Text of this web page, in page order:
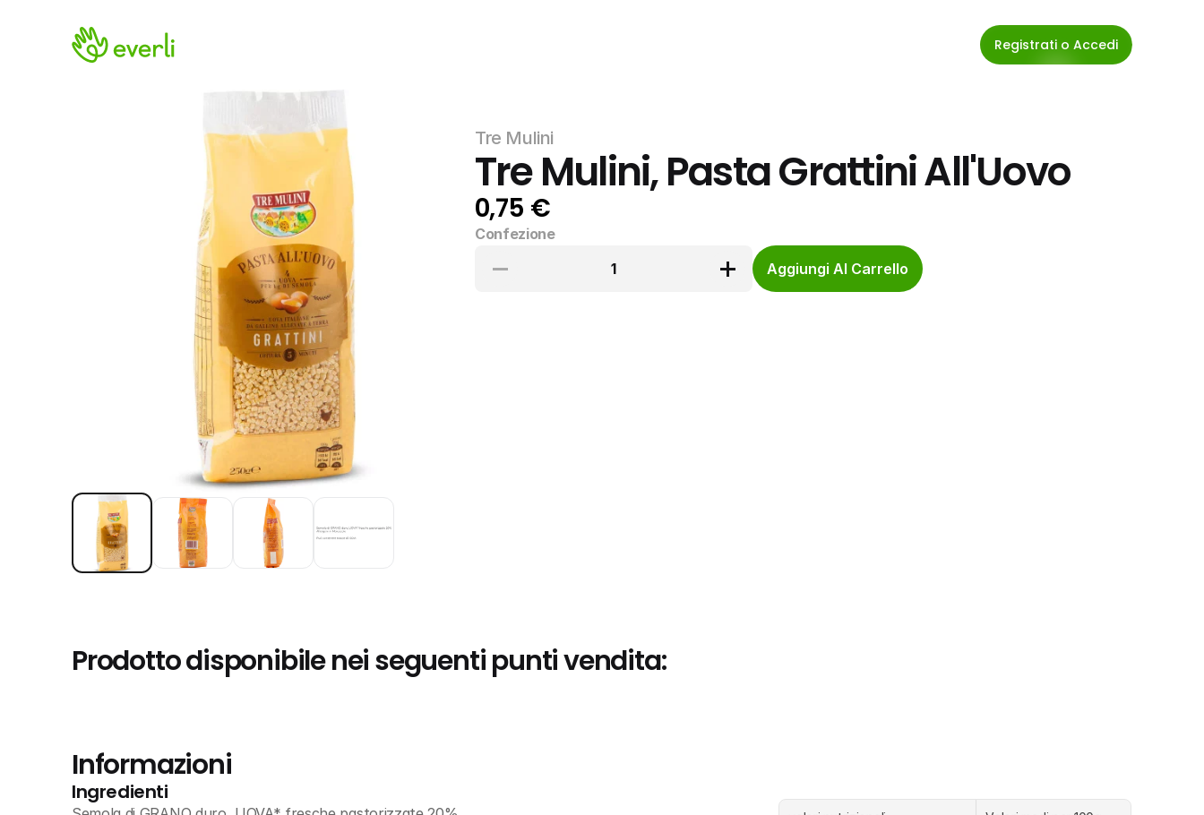
Registrati o Accedi
Tre Mulini
Tre Mulini, Pasta Grattini All'Uovo
0,75 €
Confezione
1
Aggiungi Al Carrello
Prodotto disponibile nei seguenti punti vendita:
Informazioni
Ingredienti